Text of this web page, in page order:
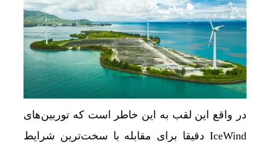
در واقع این لقب به این خاطر است که توربین‌های
IceWind دقیقا برای مقابله با سخت‌ترین شرایط